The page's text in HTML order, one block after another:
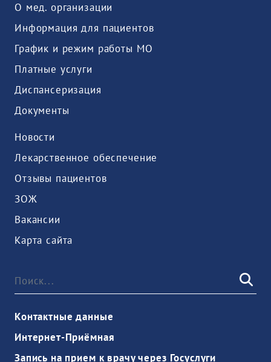
О мед. организации
Информация для пациентов
График и режим работы МО
Платные услуги
Диспансеризация
Документы
Новости
Лекарственное обеспечение
Отзывы пациентов
ЗОЖ
Вакансии
Карта сайта
Контактные данные
Интернет-Приёмная
Запись на прием к врачу через Госуслуги